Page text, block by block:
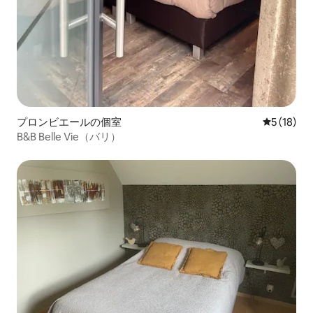
プロンビエールの個室 レビュー
5 (18)
B&B Belle Vie（バリ）